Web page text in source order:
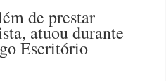
de prestar
atuou durante
Escritório